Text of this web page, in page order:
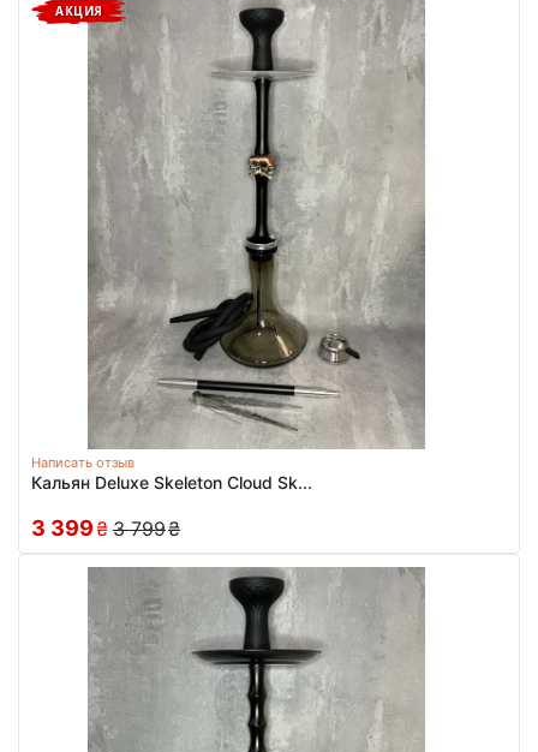
АКЦИЯ
Написать отзыв
Кальян Deluxe Skeleton Cloud Sk...
3 399₴ 3 799₴